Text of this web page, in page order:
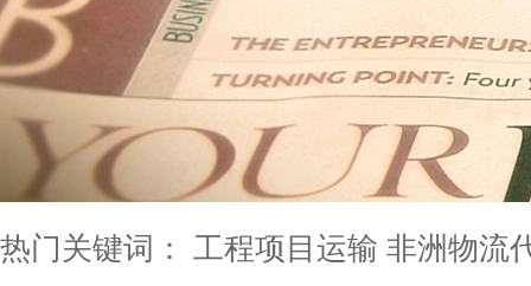
热门关键词： 工程项目运输 非洲物流